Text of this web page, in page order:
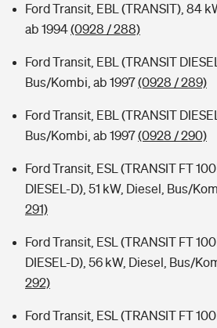
Kinderunfall-Check: Mehr Sicherheit für
Typklassen: So ist Ihr Auto eingestuft
Ford Transit, EBL (TRANSIT), 84
ab 1994(0928 / 288)
Ford Transit, EBL (TRANSIT
Bus/Kombi, ab 1997(0928 / 289)
Ford Transit, EBL (TRANSIT
Bus/Kombi, ab 1997(0928 / 290)
Ford Transit, ESL (TRANSIT FT
DIESEL-D), 51 kW, Diesel, Bus/
291)
Ford Transit, ESL (TRANSIT FT
DIESEL-D), 56 kW, Diesel, Bus/
292)
Ford Transit, ESL (TRANSIT FT